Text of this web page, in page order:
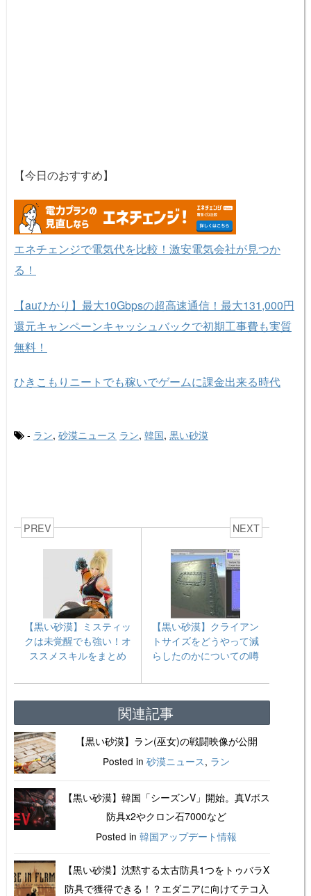
【今日のおすすめ】
エネチェンジで電気代を比較！激安電気会社が見つか
る！
【auひかり】最大10Gbpsの超高速通信！最大131,000円
還元キャンペーンキャッシュバックで初期工事費も実質
無料！
ひきこもりニートでも稼いでゲームに課金出来る時代
- ラン, 砂漠ニュース ラン, 韓国, 黒い砂漠
PREV
【黒い砂漠】ミスティッ
クは未覚醒でも強い！オ
ススメスキルをまとめ
NEXT
【黒い砂漠】クライアン
トサイズをどうやって減
らしたのかについての噂
関連記事
【黒い砂漠】ラン(巫女)の戦闘映像が公開
Posted in 砂漠ニュース, ラン
【黒い砂漠】韓国「シーズンV」開始。真Vボス
防具x2やクロン石7000など
Posted in 韓国アップデート情報
【黒い砂漠】沈黙する太古防具1つをトゥバラX
防具で獲得できる！？エダニアに向けてテコ入